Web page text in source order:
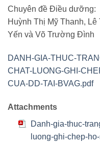
Chuyên đề Điều dưỡng:
Huỳnh Thị Mỹ Thanh,
Yến và Võ Trường Đình
DANH-GIA-THUC-
CHAT-LUONG-GHI-
CUA-DD-TAI-BVAG.pdf
Attachments
Danh-gia-thuc-
luong-ghi-chep-